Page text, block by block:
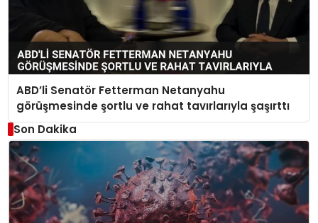
ABD’li Senatör Fetterman Netanyahu
görüşmesinde şortlu ve rahat tavırlarıyla şaşırttı
Son Dakika